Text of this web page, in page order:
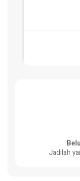
Jadilah